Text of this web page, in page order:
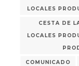
LOCALES
CESTA DE
LOCALES
COMUNICADO